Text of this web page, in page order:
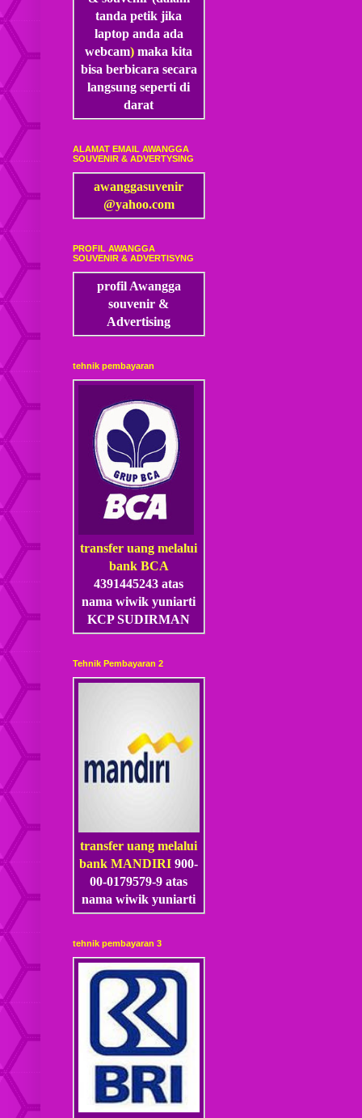
tanda petik jika
laptop anda ada
webcam)maka kita
bisa berbicara secara
langsung seperti di
darat
ALAMAT EMAIL AWANGGA
SOUVENIR & ADVERTYSING
awanggasuvenir
@yahoo.com
PROFIL AWANGGA
SOUVENIR & ADVERTISYNG
profil Awangga
souvenir &
Advertising
tehnik pembayaran
transfer uang melalui
bank BCA
4391445243 atas
nama wiwik yuniarti
KCP SUDIRMAN
Tehnik Pembayaran 2
transfer uang melalui
bank MANDIRI900-
00-0179579-9 atas
nama wiwik yuniarti
tehnik pembayaran 3